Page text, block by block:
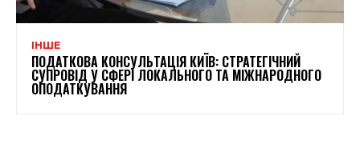
ІНШЕ
ПОДАТКОВА КОНСУЛЬТАЦІЯ КИЇВ: СТРАТЕГІЧНИЙ
СУПРОВІД У СФЕРІ ЛОКАЛЬНОГО ТА МІЖНАРОДНОГО
ОПОДАТКУВАННЯ